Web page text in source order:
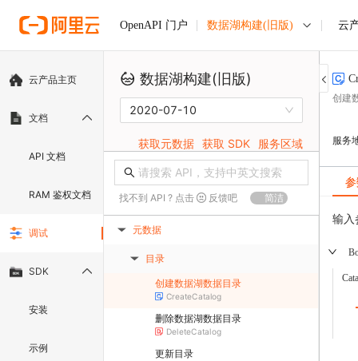
OpenAPI 门户 数据湖构建(旧版) 云
云产品主页
文档
API 文档
RAM 鉴权文档
调试
SDK
安装
示例
数据湖构建(旧版)
2020-07-10
获取元数据 获取 SDK 服务区域
找不到 API ? 点击 反馈吧 简洁
▶ 元数据
▶ 目录
创建数据湖数据目录
CreateCatalog
删除数据湖数据目录
DeleteCatalog
更新目录
创建
服务
输入